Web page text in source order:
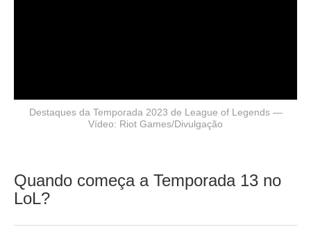
Destaques da Temporada 2023 de League of Legends —
Vídeo: Riot Games/Divulgação
Quando começa a Temporada 13 no
LoL?